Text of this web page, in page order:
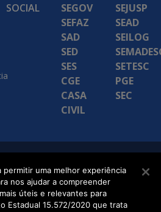
SOCIAL
SEGOV
SEFAZ
SAD
SED
SES
CGE
CASA
CIVIL
SEJUSP
SEAD
SEILOG
SETESC
PGE
SEC
permitir uma melhor experiência
nos ajudar a compreender
úteis e relevantes para
Estadual 15.572/2020 que trata